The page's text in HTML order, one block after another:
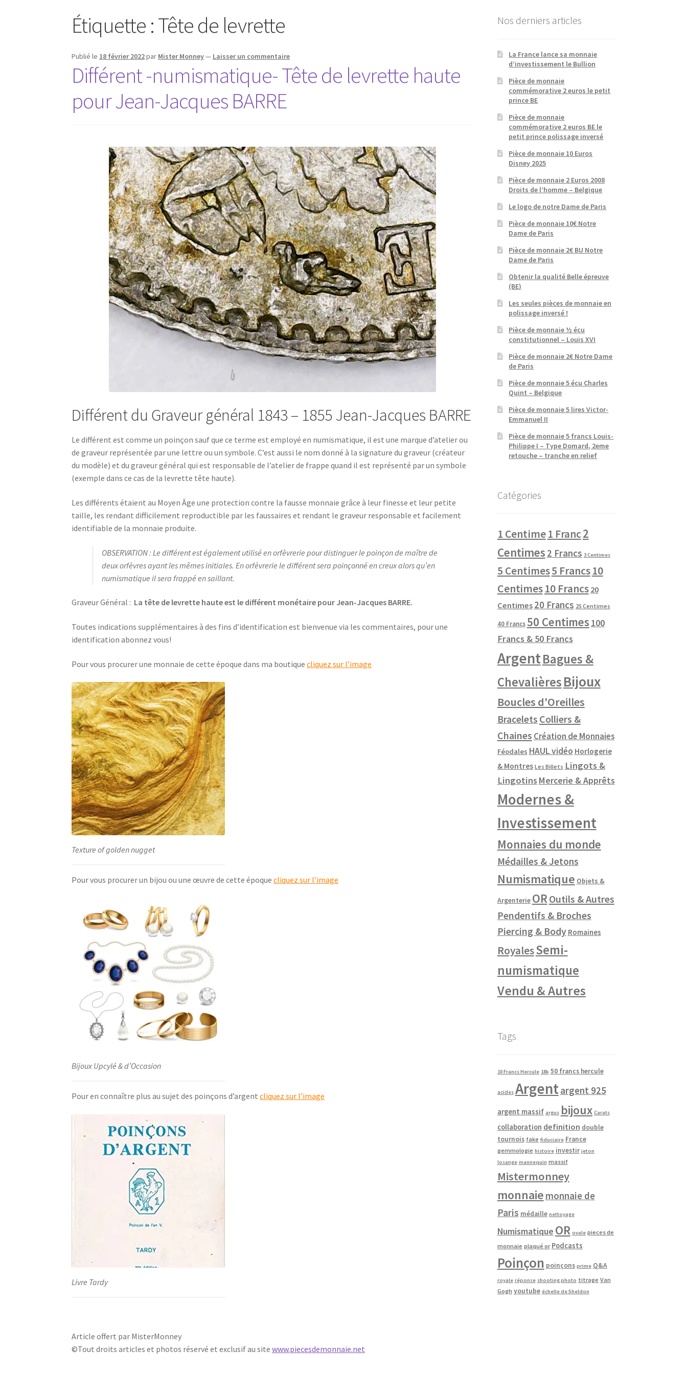
Étiquette :Tête de levrette
Publié le 18 février 2022par Mister Monney— Laisser un commentaire
Différent -numismatique- Tête de levrette haute
pour Jean-Jacques BARRE
Différent du Graveur général 1843 – 1855 Jean-Jacques BARRE
Le différent est comme un poinçon sauf que ce terme est employé en numismatique, il est une marque d’atelier ou
de graveur représentée par une lettre ou un symbole. C’est aussi le nom donné à la signature du graveur (créateur
du modèle) et du graveur général qui est responsable de l’atelier de frappe quand il est représenté par un symbole
(exemple dans ce cas de la levrette tête haute).
Les différents étaient au Moyen Âge une protection contre la fausse monnaie grâce à leur finesse et leur petite
taille, les rendant difficilement reproductible par les faussaires et rendant le graveur responsable et facilement
identifiable de la monnaie produite.
OBSERVATION : Le différent est également utilisé en orfèvrerie pour distinguer le poinçon de maître de
deux orfèvres ayant les mêmes initiales. En orfèvrerie le différent sera poinçonné en creux alors qu’en
numismatique il sera frappé en saillant.
Graveur Général : La tête de levrette haute est le différent monétaire pour Jean-Jacques BARRE.
Toutes indications supplémentaires à des fins d’identification est bienvenue via les commentaires, pour une
identification abonnez vous!
Pour vous procurer une monnaie de cette époque dans ma boutiquecliquez sur l’image
Texture of golden nugget
Pour vous procurer un bijou ou une œuvre de cette époquecliquez sur l’image
Bijoux Upcylé & d’Occasion
Pour en connaître plus au sujet des poinçons d’argent cliquez sur l’image
Livre Tardy
Article offert par MisterMonney
©Tout droits articles et photos réservé et exclusif au sitewww.piecesdemonnaie.net
Nos derniers articles
La France lance sa monnaie
d’investissement le Bullion
Pièce de monnaie
commémorative 2 euros le petit
prince BE
Pièce de monnaie
commémorative 2 euros BE le
petit prince polissage inversé
Pièce de monnaie 10 Euros
Disney 2025
Pièce de monnaie 2 Euros 2008
Droits de l’homme – Belgique
Le logo de notre Dame de Paris
Pièce de monnaie 10€ Notre
Dame de Paris
Pièce de monnaie 2€ BU Notre
Dame de Paris
Obtenir la qualité Belle épreuve
(BE)
Les seules pièces de monnaie en
polissage inversé !
Pièce de monnaie ½ écu
constitutionnel – Louis XVI
Pièce de monnaie 2€ Notre Dame
de Paris
Pièce de monnaie 5 écu Charles
Quint – Belgique
Pièce de monnaie 5 lires Victor-
Emmanuel II
Pièce de monnaie 5 francs Louis-
Philippe I – Type Domard, 2eme
retouche – tranche en relief
Catégories
1 Centime1 Franc2
Centimes 2 Francs 3 Centimes
5 Centimes5 Francs10
Centimes10 Francs 20
Centimes 20 Francs 25 Centimes
40 Francs 50 Centimes 100
Francs & 50 Francs
ArgentBagues &
ChevalièresBijoux
Boucles d'Oreilles
Bracelets Colliers &
Chaines Création de Monnaies
Féodales HAUL vidéo Horlogerie
& Montres Les Billets Lingots &
Lingotins Mercerie & Apprêts
Modernes &
Investissement
Monnaies du monde
Médailles & Jetons
Numismatique Objets &
Argenterie OR Outils & Autres
Pendentifs & Broches
Piercing & Body Romaines
RoyalesSemi-
numismatique
Vendu & Autres
Tags
10 Francs Hercule 18k 50 francs hercule
acides Argentargent 925
argent massif argus bijoux Carats
collaboration definition double
tournois fake fiduciaire France
gemmologie histoire investir jeton
losange mannequin massif
Mistermonney
monnaie monnaie de
Paris médaille nettoyage
Numismatique OR ovale pieces de
monnaie plaqué or Podcasts
Poinçon poinçons prime Q&A
royale réponse shooting photo titrage Van
Gogh youtube échelle de Sheldon